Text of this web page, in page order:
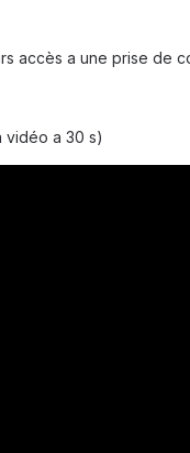
accès a une prise de
vidéo a 30 s)